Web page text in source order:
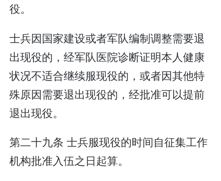
役。
士兵因国家建设或者军队编制调整需要退
出现役的，经军队医院诊断证明本人健康
状况不适合继续服现役的，或者因其他特
殊原因需要退出现役的，经批准可以提前
退出现役。
第二十九条 士兵服现役的时间自征集工作
机构批准入伍之日起算。